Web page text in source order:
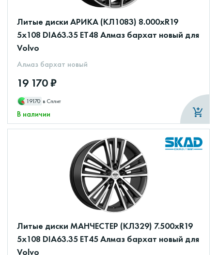
Литые диски АРИКА (КЛ1083) 8.000xR19
5x108 DIA63.35 ET48 Алмаз бархат новый для
Volvo
Алмаз бархат новый
19 170 ₽
19170 в Сплит
В наличии
Литые диски МАНЧЕСТЕР (КЛ329) 7.500xR19
5x108 DIA63.35 ET45 Алмаз бархат новый для
Volvo